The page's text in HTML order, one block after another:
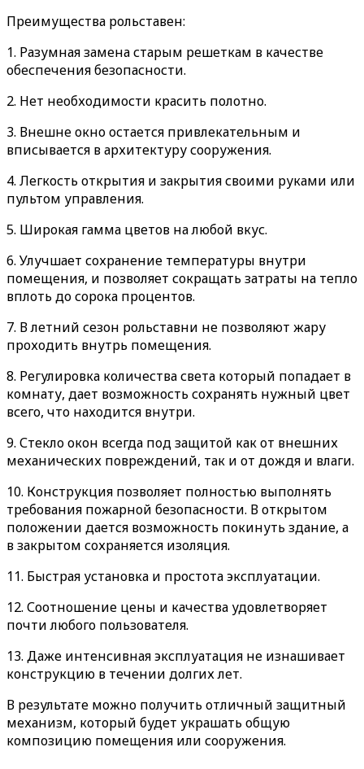
Преимущества рольставен:
1. Разумная замена старым решеткам в качестве
обеспечения безопасности.
2. Нет необходимости красить полотно.
3. Внешне окно остается привлекательным и
вписывается в архитектуру сооружения.
4. Легкость открытия и закрытия своими руками или
пультом управления.
5. Широкая гамма цветов на любой вкус.
6. Улучшает сохранение температуры внутри
помещения, и позволяет сокращать затраты на тепло
вплоть до сорока процентов.
7. В летний сезон рольставни не позволяют жару
проходить внутрь помещения.
8. Регулировка количества света который попадает в
комнату, дает возможность сохранять нужный цвет
всего, что находится внутри.
9. Стекло окон всегда под защитой как от внешних
механических повреждений, так и от дождя и влаги.
10. Конструкция позволяет полностью выполнять
требования пожарной безопасности. В открытом
положении дается возможность покинуть здание, а
в закрытом сохраняется изоляция.
11. Быстрая установка и простота эксплуатации.
12. Соотношение цены и качества удовлетворяет
почти любого пользователя.
13. Даже интенсивная эксплуатация не изнашивает
конструкцию в течении долгих лет.
В результате можно получить отличный защитный
механизм, который будет украшать общую
композицию помещения или сооружения.